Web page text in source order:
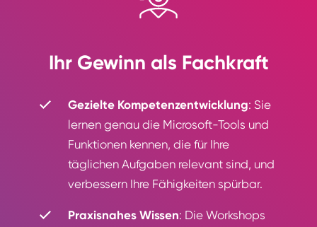
Ihr Gewinn als Fachkraft
Gezielte Kompetenzentwicklung: Sie
lernen genau die Microsoft-Tools und
Funktionen kennen, die für Ihre
täglichen Aufgaben relevant sind, und
verbessern Ihre Fähigkeiten spürbar.
Praxisnahes Wissen: Die Workshops